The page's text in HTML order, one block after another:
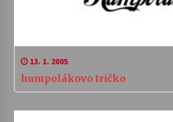
13. 1. 2005
humpolákovo tričko